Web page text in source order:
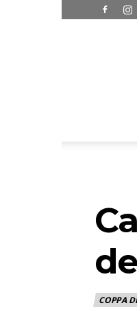
COPPA